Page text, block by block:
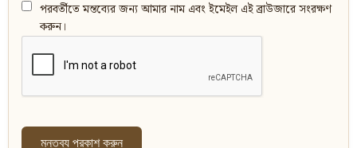
পরবর্তীতে মন্তব্যের জন্য আমার নাম এবং ইমেইল এই ব্রাউজারে সংরক্ষণ
করুন।